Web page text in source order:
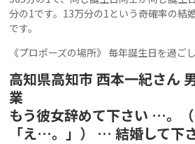
分の1です。13万分の1という奇確率の結
です。
《プロポーズの場所》 毎年誕生日を過ご
高知県高知市 西本一紀さん
業
もう彼女辞めて下さい …。
「え…。」） … 結婚して下さ